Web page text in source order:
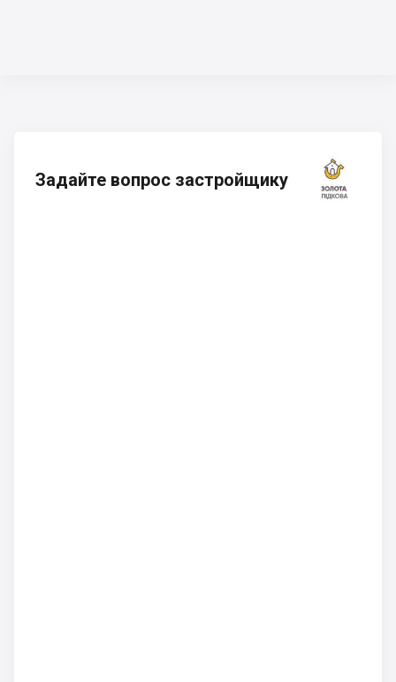
Задайте вопрос застройщику